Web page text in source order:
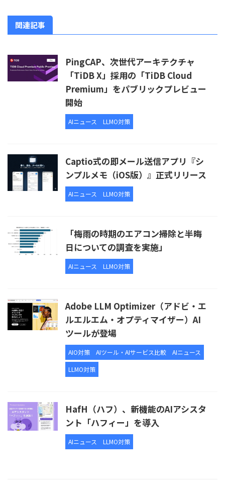
関連記事
PingCAP、次世代アーキテクチャ
「TiDB X」採用の「TiDB Cloud
Premium」をパブリックプレビュー
開始
AIニュース LLMO対策
Captio式の即メール送信アプリ『シ
ンプルメモ（iOS版）』正式リリース
AIニュース LLMO対策
「梅雨の時期のエアコン掃除と半晦
日についての調査を実施」
AIニュース LLMO対策
Adobe LLM Optimizer（アドビ・エ
ルエルエム・オプティマイザー）AI
ツールが登場
AIO対策 AIツール・AIサービス比較
AIニュース
LLMO対策
HafH（ハフ）、新機能のAIアシスタ
ント「ハフィー」を導入
AIニュース LLMO対策